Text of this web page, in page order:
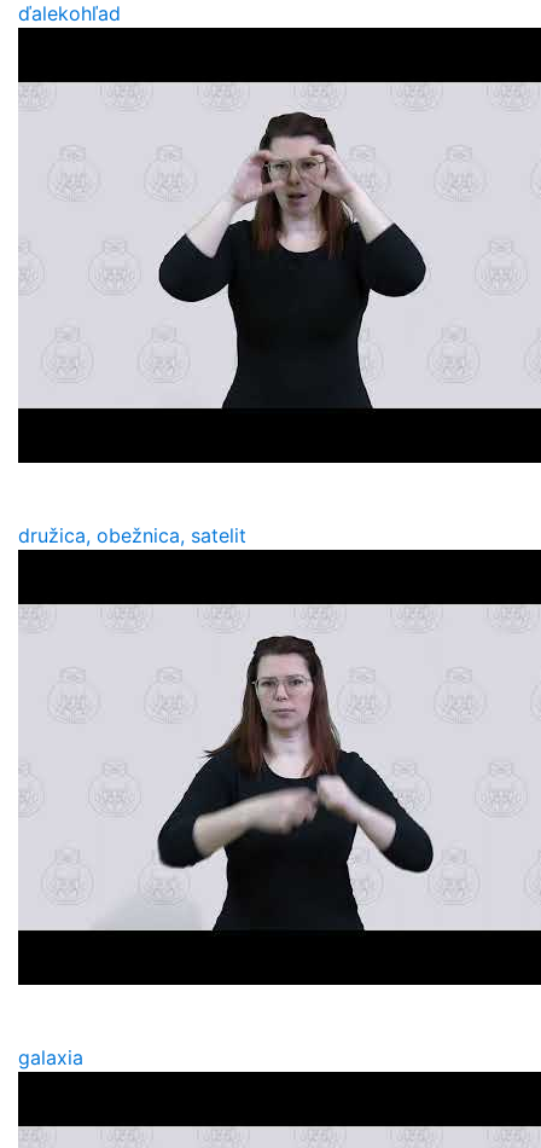
ďalekohľad
družica, obežnica, satelit
galaxia